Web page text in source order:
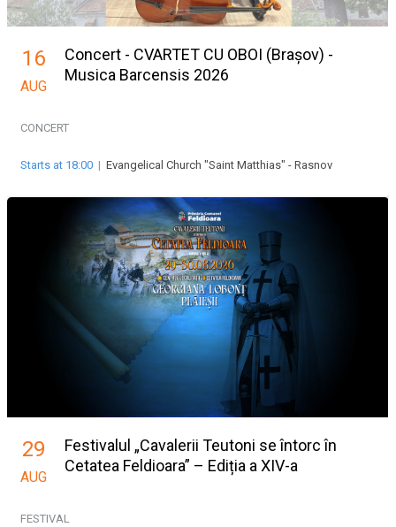
16
AUG
Concert - CVARTET CU OBOI (Brașov) -
Musica Barcensis 2026
CONCERT
Starts at 18:00 | Evangelical Church "Saint Matthias" - Rasnov
29
AUG
Festivalul „Cavalerii Teutoni se întorc în
Cetatea Feldioara” – Ediția a XIV-a
FESTIVAL